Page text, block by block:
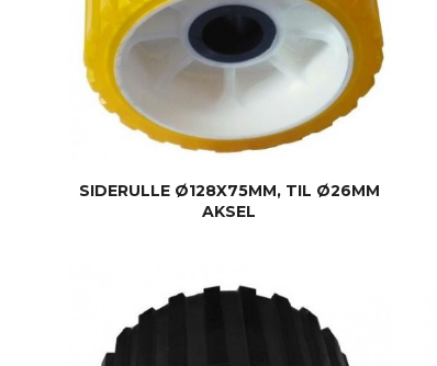
SIDERULLE Ø128X75MM, TIL Ø26MM
AKSEL